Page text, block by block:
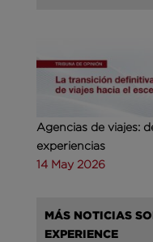
Agencias de viajes:
experiencias
14 May 2026
MÁS NOTICIAS
EXPERIENCE